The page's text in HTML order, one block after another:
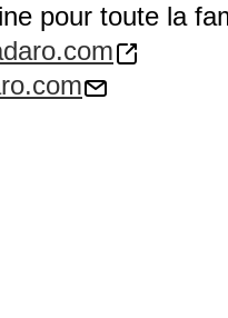
pour toute la